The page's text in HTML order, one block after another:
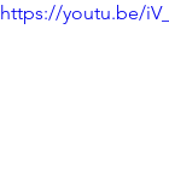
https://youtu.be/